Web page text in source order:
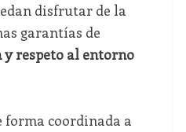
disfrutar de la
garantías de
y respeto al entorno
coordinada a